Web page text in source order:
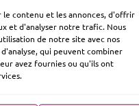
le contenu et les annonces, d'offrir
et d'analyser notre trafic. Nous
de notre site avec nos
qui peuvent combiner
avez fournies ou qu'ils ont